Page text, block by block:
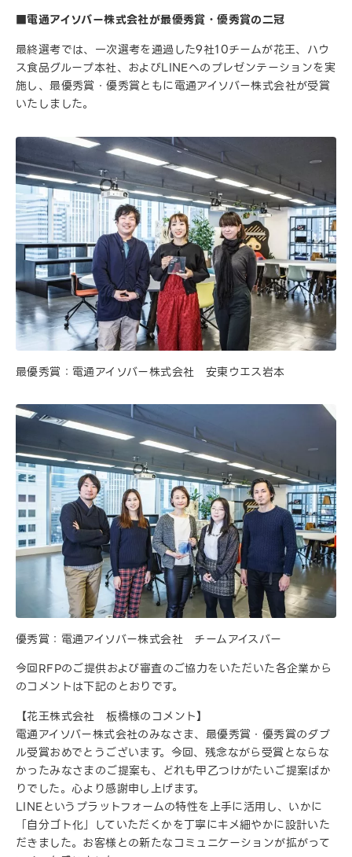
■電通アイソバー株式会社が最優秀賞・優秀賞の二冠
最終選考では、一次選考を通過した9社10チームが花王、ハウ
ス食品グループ本社、およびLINEへのプレゼンテーションを実
施し、最優秀賞・優秀賞ともに電通アイソバー株式会社が受賞
いたしました。
最優秀賞：電通アイソバー株式会社 安東ウエス岩本
優秀賞：電通アイソバー株式会社 チームアイスバー
今回RFPのご提供および審査のご協力をいただいた各企業から
のコメントは下記のとおりです。
【花王株式会社 板橋様のコメント】
電通アイソバー株式会社のみなさま、最優秀賞・優秀賞のダブ
ル受賞おめでとうございます。今回、残念ながら受賞とならな
かったみなさまのご提案も、どれも甲乙つけがたいご提案ばか
りでした。心より感謝申し上げます。
LINEというプラットフォームの特性を上手に活用し、いかに
「自分ゴト化」していただくかを丁寧にキメ細やかに設計いた
だきました。お客様との新たなコミュニケーションが拡がって